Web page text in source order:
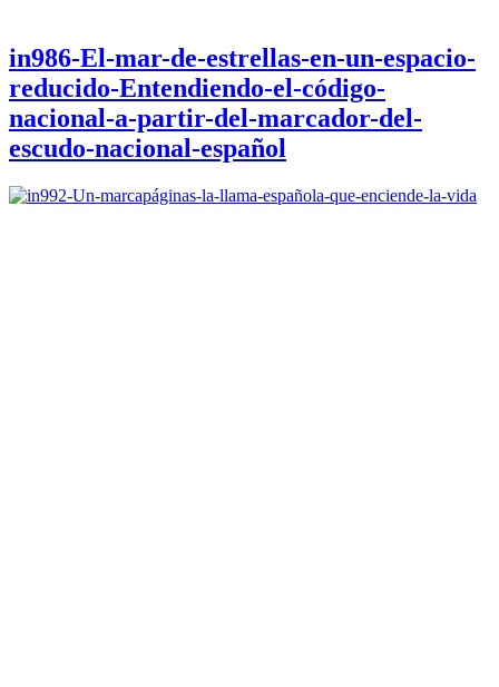
in986-El-mar-de-estrellas-en-un-espacio-
reducido-Entendiendo-el-código-
nacional-a-partir-del-marcador-del-
escudo-nacional-español